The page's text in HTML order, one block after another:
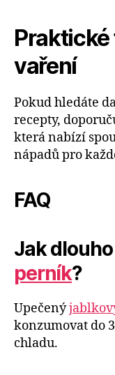
Praktické
vaření
Pokud hledáte
recepty,
která nabízí
nápadů pro
FAQ
Jak
perník?
Upečený
konzumovat do
chladu.